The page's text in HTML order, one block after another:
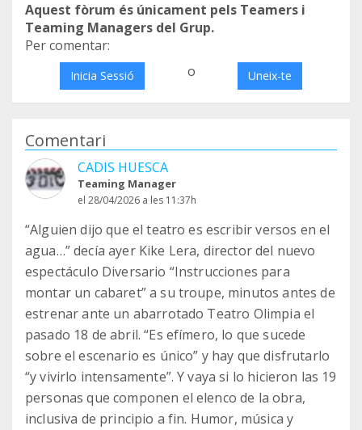
Aquest fòrum és únicament pels Teamers i
Teaming Managers del Grup.
Per comentar:
Inicia Sessió o Uneix-te
Comentari
CADIS HUESCA
Teaming Manager
el 28/04/2026 a les 11:37h
“Alguien dijo que el teatro es escribir versos en el
agua…” decía ayer Kike Lera, director del nuevo
espectáculo Diversario “Instrucciones para
montar un cabaret” a su troupe, minutos antes de
estrenar ante un abarrotado Teatro Olimpia el
pasado 18 de abril. “Es efímero, lo que sucede
sobre el escenario es único” y hay que disfrutarlo
“y vivirlo intensamente”. Y vaya si lo hicieron las 19
personas que componen el elenco de la obra,
inclusiva de principio a fin. Humor, música y